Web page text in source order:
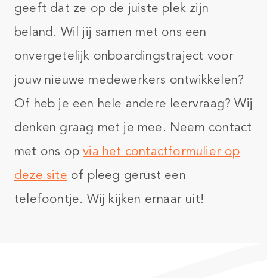
geeft dat ze op de juiste plek zijn
beland. Wil jij samen met ons een
onvergetelijk onboardingstraject voor
jouw nieuwe medewerkers ontwikkelen?
Of heb je een hele andere leervraag? Wij
denken graag met je mee. Neem contact
met ons opvia het contactformulier op
deze site of pleeg gerust een
telefoontje. Wij kijken ernaar uit!